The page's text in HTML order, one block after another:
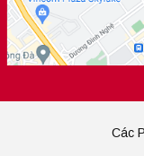
Các